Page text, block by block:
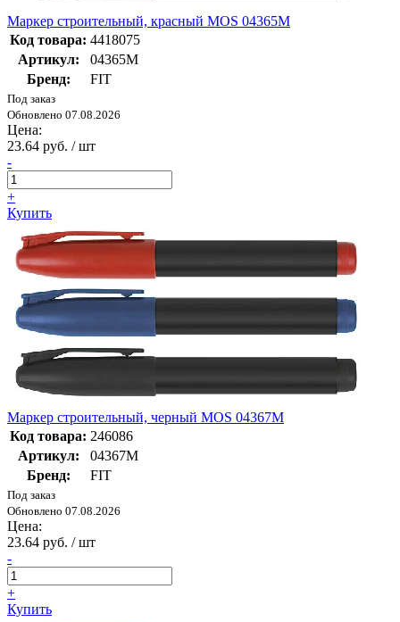
Маркер строительный, красный MOS 04365М
Код товара: 4418075
Артикул:
04365М
Бренд:
FIT
Под заказ
Обновлено 07.08.2026
Цена:
23.64 руб. / шт
-
+
Купить
Маркер строительный, черный MOS 04367М
Код товара: 246086
Артикул:
04367М
Бренд:
FIT
Под заказ
Обновлено 07.08.2026
Цена:
23.64 руб. / шт
-
+
Купить